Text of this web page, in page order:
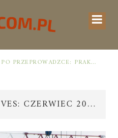
JAK URZĄDZIĆ MIESZKANIE PO PRZEPROWADZCE: PRAKTYCZNY PLAN OD ROZPAKOWANIA DO PRZYTULNEJ PRZESTRZENI
MONTHLY ARCHIVES: CZERWIEC 2025